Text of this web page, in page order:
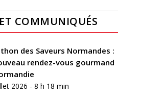
ET COMMUNIQUÉS
des Saveurs Normandes :
rendez-vous gourmand
2026 - 8 h 18 min